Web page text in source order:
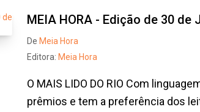
MEIA HORA - Edição de 30 de
De Meia Hora
Editora: Meia Hora
O MAIS LIDO DO RIO Com
prêmios e tem a preferência dos